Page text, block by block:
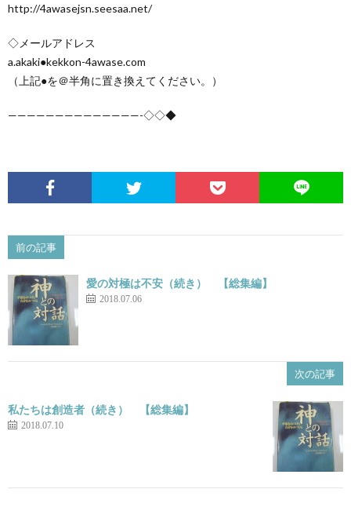
http://4awasejsn.seesaa.net/
◇メールアドレス
a.akaki●kekkon-4awase.com
（上記●を＠半角に置き換えてください。）
——————————————-◇◇◆
前の記事
愛の対極は不安（続き） 【総集編】
2018.07.06
次の記事
私たちは創造者（続き） 【総集編】
2018.07.10